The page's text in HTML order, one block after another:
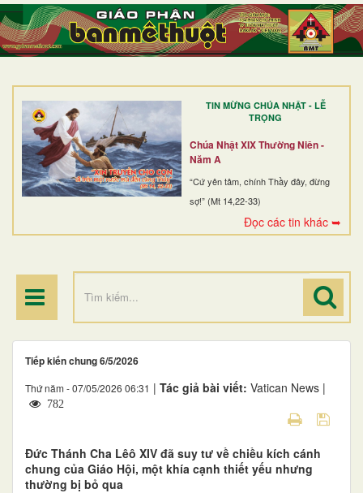
TIN MỪNG CHÚA NHẬT - LỄ
TRỌNG
Chúa Nhật XIX Thường Niên -
Năm A
“Cứ yên tâm, chính Thầy đây, đừng
sợ!” (Mt 14,22-33)
Đọc các tin khác ➥
TRANG NHẤT
GIỚI THIỆU
DÒNG TU
BAN MỤC VỤ
ĐOÀN THỂ CG
ĐIỂM HÀNH HƯƠNG
Tiếp kiến chung 6/5/2026
Thứ năm - 07/05/2026 06:31 | Tác giả bài viết: Vatican News |
782
Đức Thánh Cha Lêô XIV đã suy tư về chiều kích cánh
chung của Giáo Hội, một khía cạnh thiết yếu nhưng
thường bị bỏ qua